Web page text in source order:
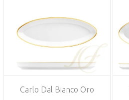
Carlo Dal Bianco Oro